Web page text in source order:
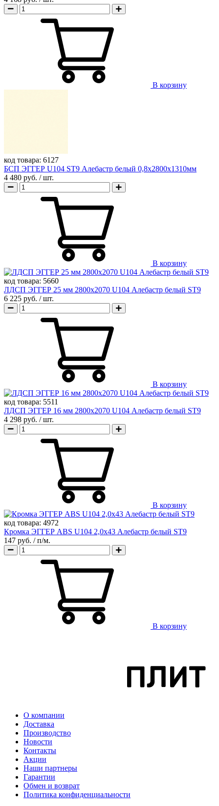
В корзину
код товара: 6127
БСП ЭГГЕР U104 ST9 Алебастр белый 0,8х2800х1310мм
4 480 руб. / шт.
В корзину
код товара: 5660
ЛДСП ЭГГЕР 25 мм 2800х2070 U104 Алебастр белый ST9
6 225 руб. / шт.
В корзину
код товара: 5511
ЛДСП ЭГГЕР 16 мм 2800х2070 U104 Алебастр белый ST9
4 298 руб. / шт.
В корзину
код товара: 4972
Кромка ЭГГЕР ABS U104 2,0х43 Алебастр белый ST9
147 руб. / п/м.
В корзину
О компании
Доставка
Производство
Новости
Контакты
Акции
Наши партнеры
Гарантии
Обмен и возврат
Политика конфиденциальности